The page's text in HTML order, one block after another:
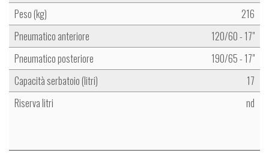
Peso (kg)
216
Pneumatico anteriore
120/60 - 17"
Pneumatico posteriore
190/65 - 17"
Capacità serbatoio (litri)
17
Riserva litri
nd